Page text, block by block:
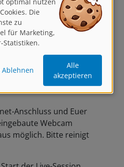
ein Testbild auf der
führen, bitte haltet
Anschluss und Euer
Webcam
möglich. Bitte reinigt
der Live-Session
Die
zu
für Marketing,
Statistiken.
akzeptieren